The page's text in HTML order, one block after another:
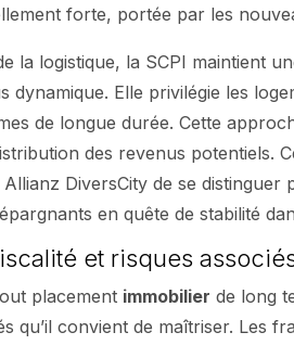
forte, portée par les
la logistique, la SCPI maintient
dynamique. Elle privilégie les
de longue durée. Cette
des revenus potentiels.
DiversCity de se
en quête de stabilité
et risques
placement immobilier de long
qu’il convient de maîtriser. Les